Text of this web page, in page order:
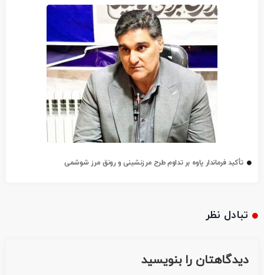
تأکید فرماندار پاوه بر تداوم طرح مرزنشینی و رونق مرز شوشمی
تبادل نظر
دیدگاهتان را بنویسید